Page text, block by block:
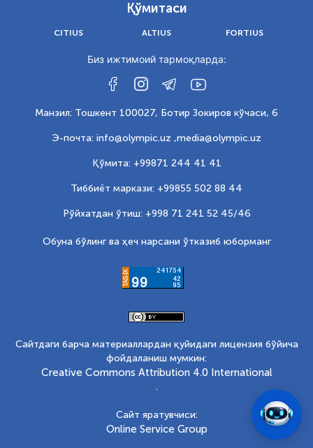
Қўмитаси
CITIUS ALTIUS FORTIUS
Биз ижтимоий тармоқларда:
Манзил: Тошкент 100027, Ботир Зокиров кўчаси, 6
Э-почта: info@olympic.uz ,media@olympic.uz
Қўмита: +99871 244 41 41
Тиббиёт маркази: +99855 502 88 44
Рўйхатдан ўтиш: +998 71 241 52 45/46
Обуна бўлинг ва ҳеч нарсани ўтказиб юборманг
Сайтдаги барча материаллардан қуйидаги лицензия бўйича
фойдаланиш мумкин:
Creative Commons Attribution 4.0 International
.
Сайт яратувчиси:
Online Service Group